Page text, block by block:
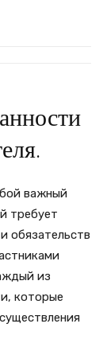
важный
требует
обязательств
из
которые